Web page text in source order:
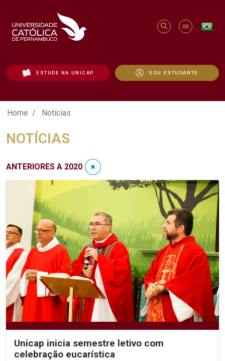
ESTUDE NA UNICAP SOU ESTUDANTE
Notícias - Unicap
Home Notícias
NOTÍCIAS
ANTERIORES A 2020
Unicap inicia semestre letivo com
celebração eucarística